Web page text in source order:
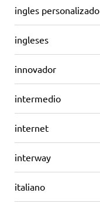
ingles personalizado
ingleses
innovador
intermedio
internet
interway
italiano